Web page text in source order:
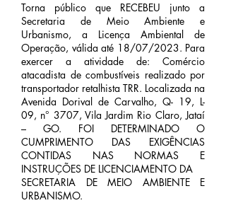
Torna público que RECEBEU junto a
Secretaria de Meio Ambiente e
Urbanismo, a Licença Ambiental de
Operação, válida até 18/07/2023. Para
exercer a atividade de: Comércio
atacadista de combustíveis realizado por
transportador retalhista TRR. Localizada na
Avenida Dorival de Carvalho, Q- 19, L-
09, n° 3707, Vila Jardim Rio Claro, Jataí
– GO. FOI DETERMINADO O
CUMPRIMENTO DAS EXIGÊNCIAS
CONTIDAS NAS NORMAS E
INSTRUÇÕES DE LICENCIAMENTO DA
SECRETARIA DE MEIO AMBIENTE E
URBANISMO.